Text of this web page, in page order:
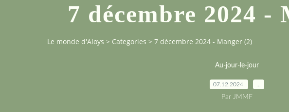
7 décembre 2024 -
Le monde d'Aloys > Categories > 7 décembre 2024 - Manger (2)
Au-jour-le-jour
07.12.2024
Par JMMF